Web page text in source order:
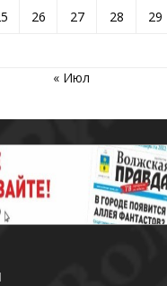
26 27 28 29
« Июл